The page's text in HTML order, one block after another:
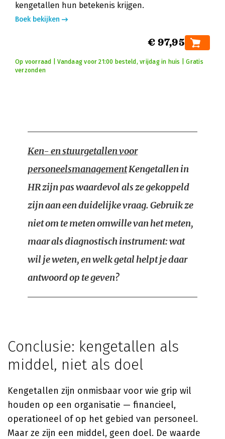
kengetallen hun betekenis krijgen.
Boek bekijken
€ 97,95
Op voorraad | Vandaag voor 21:00 besteld, vrijdag in huis | Gratis
verzonden
Ken- en stuurgetallen voor
personeelsmanagementKengetallen in
HR zijn pas waardevol als ze gekoppeld
zijn aan een duidelijke vraag. Gebruik ze
niet om te meten omwille van het meten,
maar als diagnostisch instrument: wat
wil je weten, en welk getal helpt je daar
antwoord op te geven?
Conclusie: kengetallen als
middel, niet als doel
Kengetallen zijn onmisbaar voor wie grip wil
houden op een organisatie — financieel,
operationeel of op het gebied van personeel.
Maar ze zijn een middel, geen doel. De waarde